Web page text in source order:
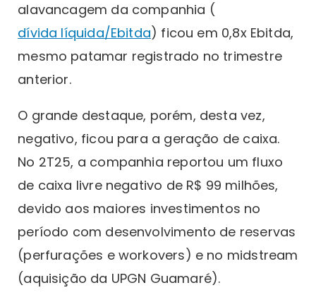
alavancagem da companhia (
dívida líquida/Ebitda) ficou em 0,8x Ebitda,
mesmo patamar registrado no trimestre
anterior.
O grande destaque, porém, desta vez,
negativo, ficou para a geração de caixa.
No 2T25, a companhia reportou um fluxo
de caixa livre negativo de R$ 99 milhões,
devido aos maiores investimentos no
período com desenvolvimento de reservas
(perfurações e workovers) e no midstream
(aquisição da UPGN Guamaré).